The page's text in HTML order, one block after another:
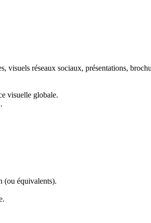
visuels réseaux sociaux, présentations,
visuelle globale.
(ou équivalents).